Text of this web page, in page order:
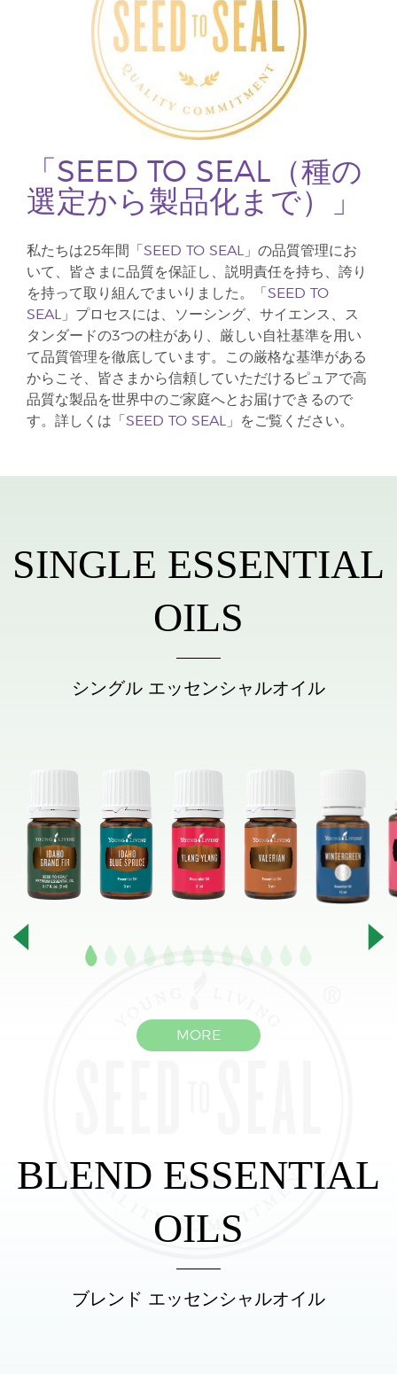
「SEED TO SEAL（種の
選定から製品化まで）」
私たちは25年間「 SEED TO SEAL
」の品質管理にお
いて、皆さまに品質を保証し、説明責任を持ち、誇り
を持って取り組んでまいりました。「 SEED TO
SEAL
」プロセスには、ソーシング、サイエンス、ス
タンダードの3つの柱があり、厳しい自社基準を用い
て品質管理を徹底しています。この厳格な基準がある
からこそ、皆さまから信頼していただけるピュアで高
品質な製品を世界中のご家庭へとお届けできるので
す。詳しくは「 SEED TO SEAL 」をご覧ください。
SINGLE ESSENTIAL
OILS
シングル エッセンシャルオイル
MORE
BLEND ESSENTIAL
OILS
ブレンド エッセンシャルオイル